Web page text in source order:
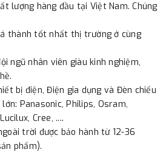
lượng hàng đầu tại Việt Nam. Chúng
thành tốt nhất thị trường ở cùng
ngũ nhân viên giàu kinh nghiệm,
bị điện, Điện gia dụng và Đèn chiếu
Panasonic, Philips, Osram,
Cree, ....
trời được bảo hành từ 12-36
phẩm).